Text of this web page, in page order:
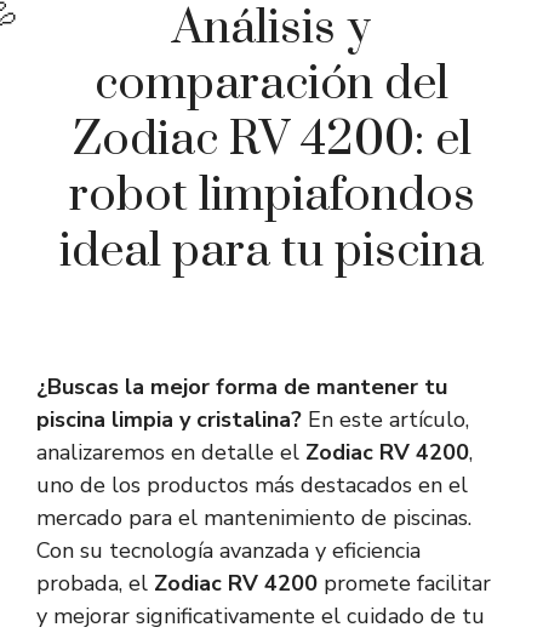
Análisis y
comparación del
Zodiac RV 4200: el
robot limpiafondos
ideal para tu piscina
¿Buscas la mejor forma de mantener tu
piscina limpia y cristalina? En este artículo,
analizaremos en detalle el Zodiac RV 4200,
uno de los productos más destacados en el
mercado para el mantenimiento de piscinas.
Con su tecnología avanzada y eficiencia
probada, el Zodiac RV 4200 promete facilitar
y mejorar significativamente el cuidado de tu